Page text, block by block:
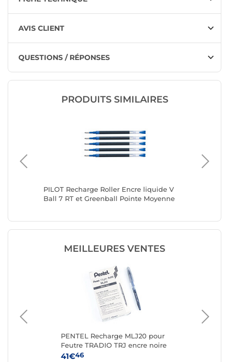
AVIS CLIENT
QUESTIONS / RÉPONSES
PRODUITS SIMILAIRES
PILOT Recharge Roller Encre liquide V
Ball 7 RT et Greenball Pointe Moyenne
MEILLEURES VENTES
PENTEL Recharge MLJ20 pour
Feutre TRADIO TRJ encre noire
x 12
41€46